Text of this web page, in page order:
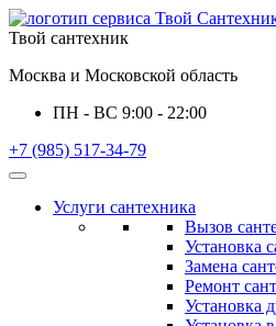
Твой сантехник
Москва и Московской область
ПН - ВС 9:00 - 22:00
+7 (985) 517-34-79
Услуги сантехника
Вызов
Установка
Замена
Ремонт
Установка